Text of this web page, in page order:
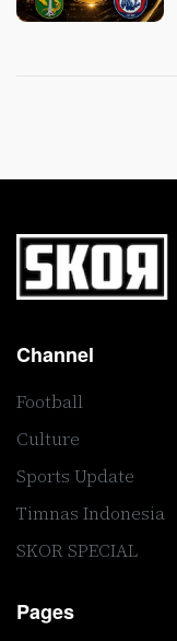
Channel
Football
Culture
Sports Update
Timnas Indonesia
SKOR SPECIAL
Pages